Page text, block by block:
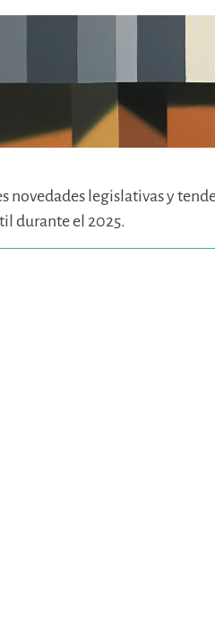
legislativas y
durante el 2025.